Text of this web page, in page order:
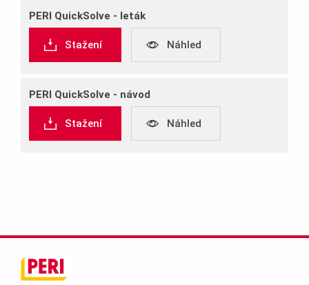
PERI QuickSolve ‐ leták
Stažení Náhled
PERI QuickSolve ‐ návod
Stažení Náhled